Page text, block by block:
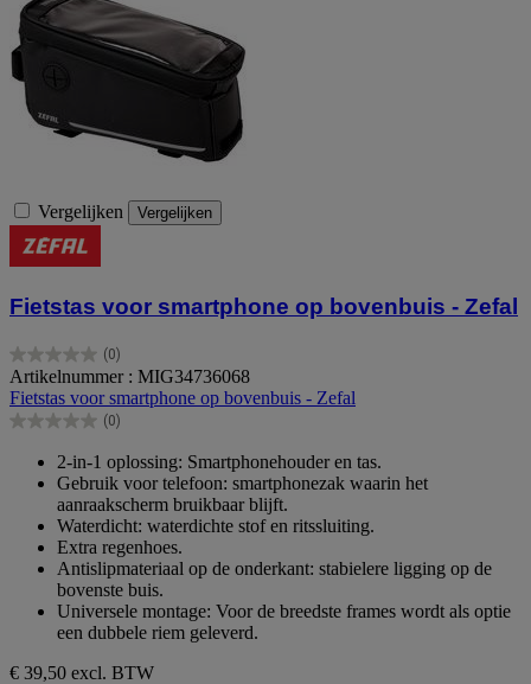
Vergelijken Vergelijken
Fietstas voor smartphone op bovenbuis - Zefal
(0)
0.0
van
de
5
Artikelnummer : MIG34736068
Fietstas voor smartphone op bovenbuis - Zefal
(0)
0.0
sterren.
2-in-1 oplossing: Smartphonehouder en tas.
Gebruik voor telefoon: smartphonezak waarin het
aanraakscherm bruikbaar blijft.
Waterdicht: waterdichte stof en ritssluiting.
Extra regenhoes.
Antislipmateriaal op de onderkant: stabielere ligging op de
bovenste buis.
Universele montage: Voor de breedste frames wordt als optie
een dubbele riem geleverd.
€ 39,50 excl. BTW